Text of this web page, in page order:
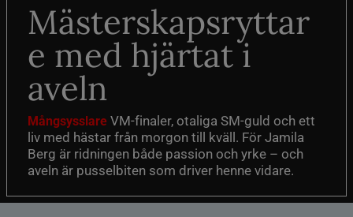
Mästerskapsryttar
e med hjärtat i
aveln
Mångsysslare VM-finaler, otaliga SM-guld och ett
liv med hästar från morgon till kväll. För Jamila
Berg är ridningen både passion och yrke – och
aveln är pusselbiten som driver henne vidare.